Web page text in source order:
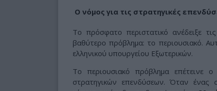
Ο νόμος για τις στρατηγικές
Το πρόσφατο περιστατικό ανέδειξε
βαθύτερο πρόβλημα: το περιουσιακό.
ελληνικού υπουργείου Εξωτερικών.
Το περιουσιακό πρόβλημα
στρατηγικών επενδύσεων. Όταν ένας